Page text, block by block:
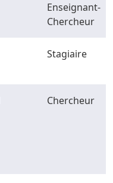
Enseignant-
Chercheur
Stagiaire
Chercheur